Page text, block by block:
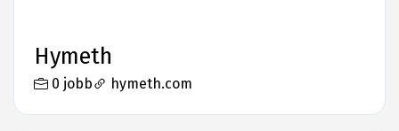
Hymeth
0 jobb hymeth.com